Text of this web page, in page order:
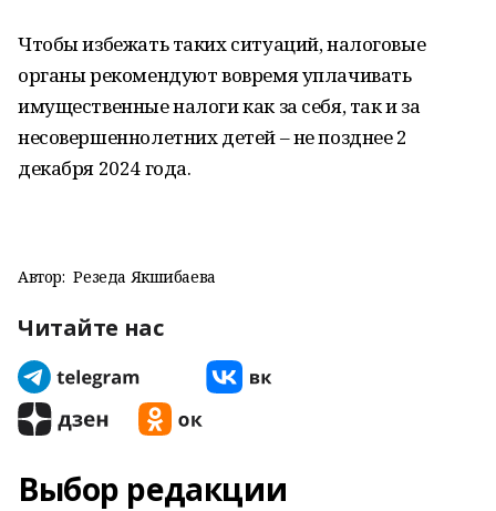
Чтобы избежать таких ситуаций, налоговые
органы рекомендуют вовремя уплачивать
имущественные налоги как за себя, так и за
несовершеннолетних детей – не позднее 2
декабря 2024 года.
Автор: Резеда Якшибаева
Читайте нас
Выбор редакции